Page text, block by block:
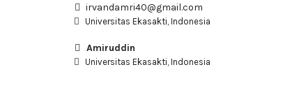
irvandamri40@gmail.com
Universitas Ekasakti, Indonesia
Amiruddin
Universitas Ekasakti, Indonesia